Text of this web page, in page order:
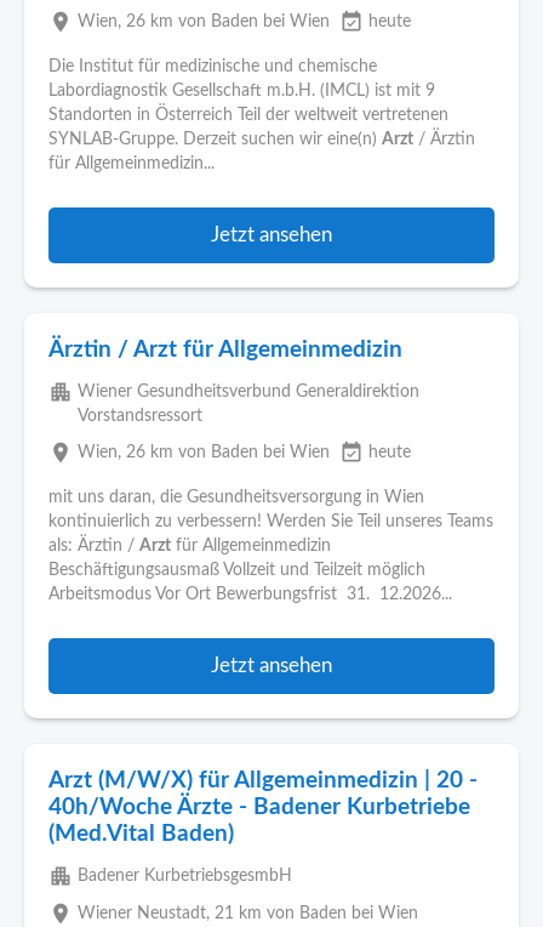
place Wien, 26 km von Baden bei Wien event_available heute
Die Institut für medizinische und chemische
Labordiagnostik Gesellschaft m.b.H. (IMCL) ist mit 9
Standorten in Österreich Teil der weltweit vertretenen
SYNLAB-Gruppe. Derzeit suchen wir eine(n) Arzt / Ärztin
für Allgemeinmedizin...
Jetzt ansehen
Ärztin / Arzt für Allgemeinmedizin
apartment Wiener Gesundheitsverbund Generaldirektion
Vorstandsressort
place Wien, 26 km von Baden bei Wien event_available heute
mit uns daran, die Gesundheitsversorgung in Wien
kontinuierlich zu verbessern! Werden Sie Teil unseres Teams
als: Ärztin / Arzt für Allgemeinmedizin
Beschäftigungsausmaß Vollzeit und Teilzeit möglich
Arbeitsmodus Vor Ort Bewerbungsfrist 31. 12.2026...
Jetzt ansehen
Arzt (M/W/X) für Allgemeinmedizin | 20 -
40h/Woche Ärzte - Badener Kurbetriebe
(Med.Vital Baden)
apartment Badener KurbetriebsgesmbH
place Wiener Neustadt, 21 km von Baden bei Wien